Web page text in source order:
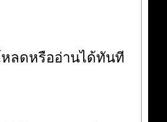
ลดหรืออ่านได้ทันที